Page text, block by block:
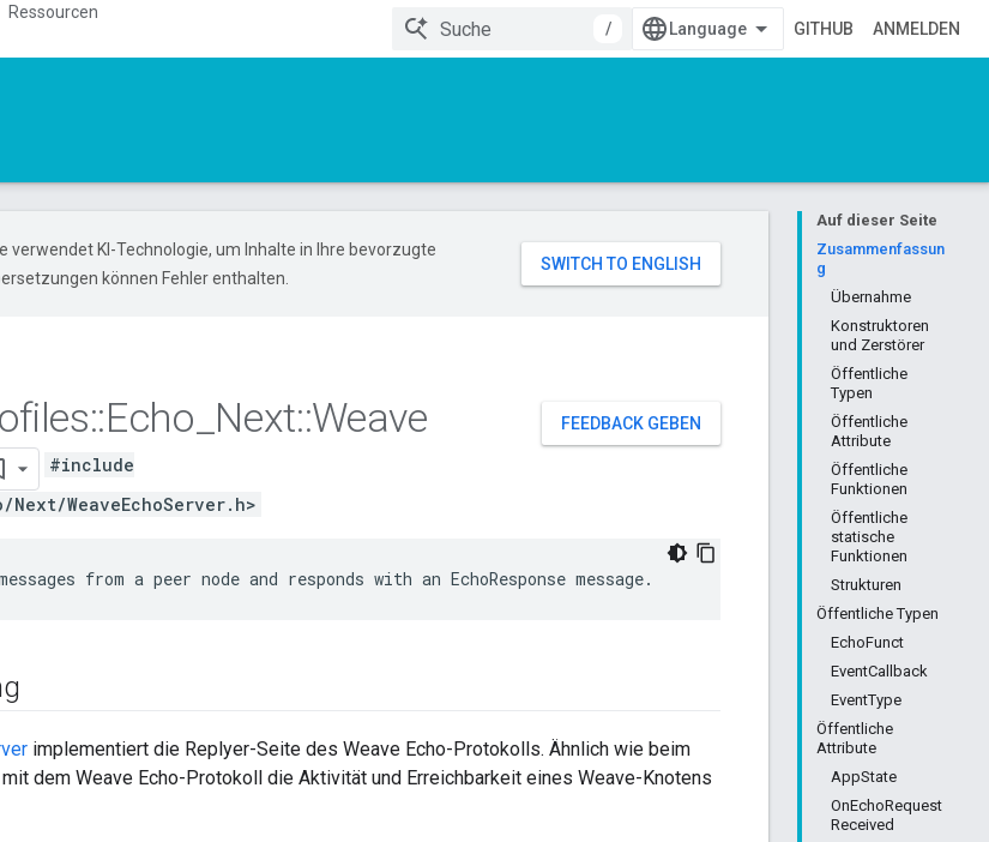
Ressourcen
/
GITHUB ANMELDEN
Auf dieser Seite
Zusammenfassun
g
Übernahme
Konstruktoren
und Zerstörer
Öffentliche
Typen
Öffentliche
Attribute
Öffentliche
Funktionen
Öffentliche
statische
Funktionen
Strukturen
Öffentliche Typen
EchoFunct
EventCallback
EventType
Öffentliche
Attribute
AppState
OnEchoRequest
Received
verwendet KI-Technologie, um Inhalte in Ihre bevorzugte
können Fehler enthalten.
FEEDBACK GEBEN
::Echo Next::Weave
#include
WeaveEchoServer.h>
from a peer node and responds with an EchoResponse message.
implementiert die Replyer-Seite des Weave Echo-Protokolls. Ähnlich wie beim
dem Weave Echo-Protokoll die Aktivität und Erreichbarkeit eines Weave-Knotens